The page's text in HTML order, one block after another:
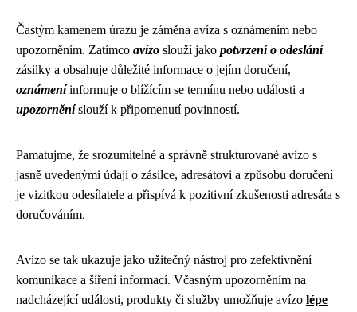
Častým kamenem úrazu je záměna avíza s oznámením nebo
upozorněním. Zatímco avízo slouží jako potvrzení o odeslání
zásilky a obsahuje důležité informace o jejím doručení,
oznámeníinformuje o blížícím se termínu nebo události a
upozorněníslouží k připomenutí povinností.
Pamatujme, že srozumitelné a správně strukturované avízo s
jasně uvedenými údaji o zásilce, adresátovi a způsobu doručení
je vizitkou odesílatele a přispívá k pozitivní zkušenosti adresáta s
doručováním.
Avízo se tak ukazuje jako užitečný nástroj pro zefektivnění
komunikace a šíření informací. Včasným upozorněním na
nadcházející události, produkty či služby umožňuje avízo lépe